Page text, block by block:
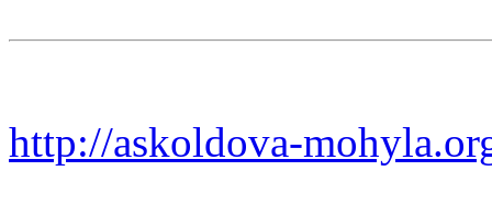
http://askoldova-